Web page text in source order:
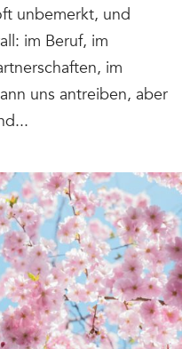
unbemerkt, und
im Beruf, im
im
uns antreiben, aber